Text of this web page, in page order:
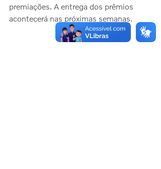
premiações. A entrega dos prêmios
acontecerá nas próximas semanas.